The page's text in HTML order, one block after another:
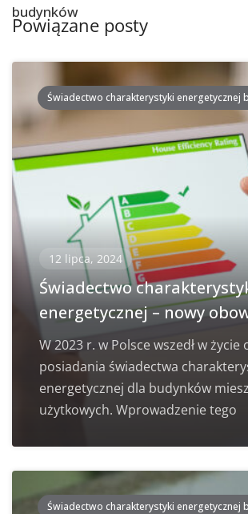
budynków
Powiązane posty
Świadectwo charakterystyki energetycznej
12 lipca, 2024
Świadectwo
energetycznej – nowy
W 2023 r. w Polsce wszedł w życie
posiadania świadectwa
energetycznej dla budynków
użytkowych. Wprowadzenie tego
Świadectwo charakterystyki energetycznej